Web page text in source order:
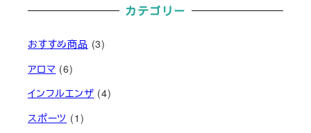
カテゴリー
おすすめ商品 (3)
アロマ (6)
インフルエンザ (4)
スポーツ (1)